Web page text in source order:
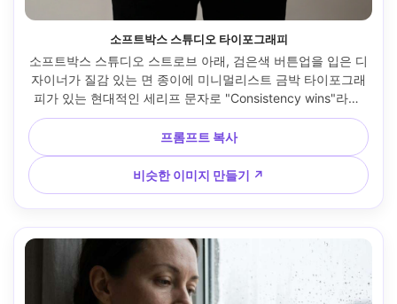
소프트박스 스튜디오 타이포그래피
소프트박스 스튜디오 스트로브 아래, 검은색 버튼업을 입은 디
자이너가 질감 있는 면 종이에 미니멀리스트 금박 타이포그래
피가 있는 현대적인 세리프 문자로 "Consistency wins"라고
적힌 선명한 타이포그래피 포스터를 들고 있습니다. 깔끔하고
이음새가 없는 배경, Canon R5, 85mm f/5.6, 수직 스트레이
트온 프레임, 전문적인 동기 부여 분위기, 사실적인 패브릭과
종이 질감, 깨끗한 그림자, 매우 선명하고 부드러운 영화 조명
--ar 4:5
프롬프트 복사
비슷한 이미지 만들기 ↗